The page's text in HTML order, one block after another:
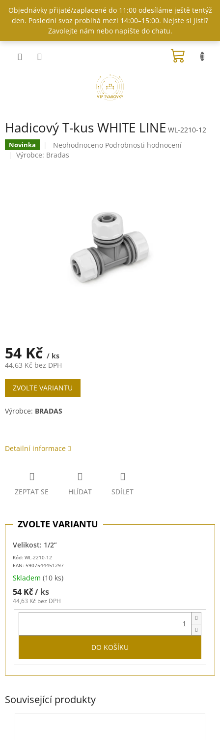
obsah
Objednávky přijaté/zaplacené do 11:00 odesíláme ještě tentýž
den. Poslední svoz probíhá mezi 14:00–15:00. Nejste si jistí?
Zavolejte nám nebo napište do chatu.
Hadicový T-kus WHITE LINE WL-2210-12
Novinka
Průměrné
hodnocení
Neohodnoceno Podrobnosti hodnocení
Výrobce: Bradas
54 Kč / ks
44,63 Kč bez DPH
Měrná
cena:
ZVOLTE VARIANTU
Výrobce: BRADAS
Detailní informace
ZEPTAT SE HLÍDAT SDÍLET
Kód: WL-2210-12
EAN: 5907544451297
Velikost: 1/2”
Skladem (10 ks)
54 Kč/ ks
44,63 Kč bez DPH
DO KOŠÍKU
Související produkty